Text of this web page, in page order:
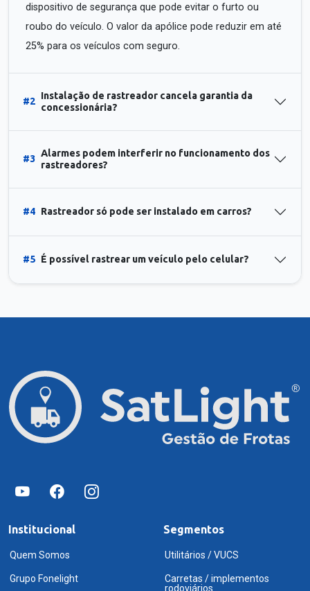
dispositivo de segurança que pode evitar o furto ou
roubo do veículo. O valor da apólice pode reduzir em até
25% para os veículos com seguro.
#2
Instalação de rastreador cancela garantia da
concessionária?
#3
Alarmes podem interferir no funcionamento dos
rastreadores?
#4 Rastreador só pode ser instalado em carros?
#5 É possível rastrear um veículo pelo celular?
Institucional
Quem Somos
Grupo Fonelight
Segmentos
Utilitários / VUCS
Carretas / implementos
rodoviários